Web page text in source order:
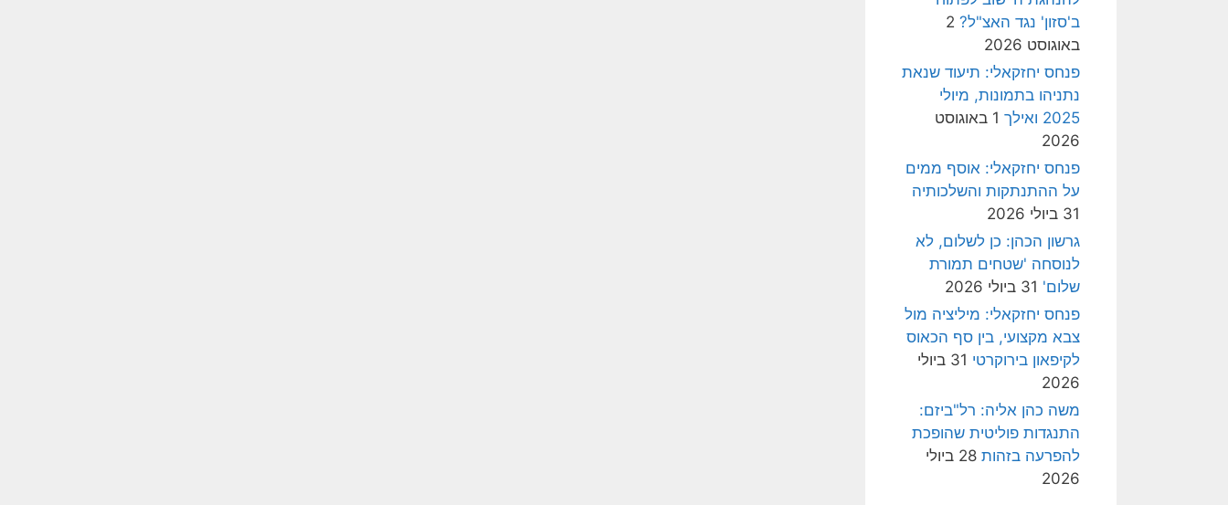
ב'סזון' נגד האצ"ל? 2
באוגוסט 2026
פנחס יחזקאלי: תיעוד שנאת
נתניהו בתמונות, מיולי
2025 ואילך
1 באוגוסט
2026
פנחס יחזקאלי: אוסף ממים
על ההתנתקות והשלכותיה
31 ביולי 2026
גרשון הכהן: כן לשלום, לא
לנוסחה 'שטחים תמורת
שלום' 31 ביולי 2026
פנחס יחזקאלי: מיליציה מול
צבא מקצועי, בין סף הכאוס
לקיפאון בירוקרטי
31 ביולי
2026
משה כהן אליה: רל"ביזם:
התנגדות פוליטית שהופכת
להפרעה בזהות
28 ביולי
2026